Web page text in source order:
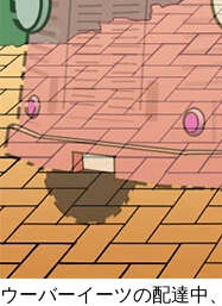
ウーバーイーツの配達中